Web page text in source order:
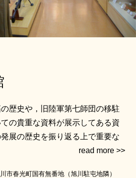
歴史や，旧陸軍第七師団の移駐
の貴重な資料が展示してある資
展の歴史を振り返る上で重要な
市春光町国有無番地（旭川駐屯地隣）